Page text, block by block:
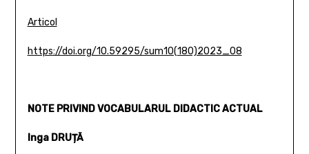
Articol
https://doi.org/10.59295/sum10(180)2023_08
NOTE PRIVIND VOCABULARUL DIDACTIC ACTUAL
Inga DRUȚĂ